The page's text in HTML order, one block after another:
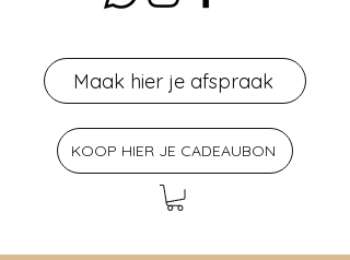
Maak hier je afspraak
KOOP HIER JE CADEAUBON